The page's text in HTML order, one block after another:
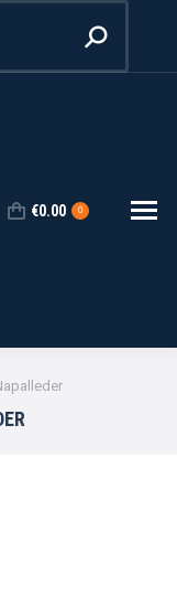
€0.00 0